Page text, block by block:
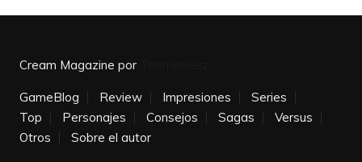
Cream Magazine por
GameBlog Review Impresiones
Series
Top
Personajes Consejos Sagas
Versus
Otros
Sobre el autor